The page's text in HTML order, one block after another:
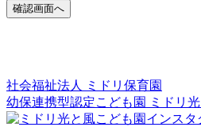
社会福祉法人
ミドリ保育園
幼保連携型認定こども園
ミドリ